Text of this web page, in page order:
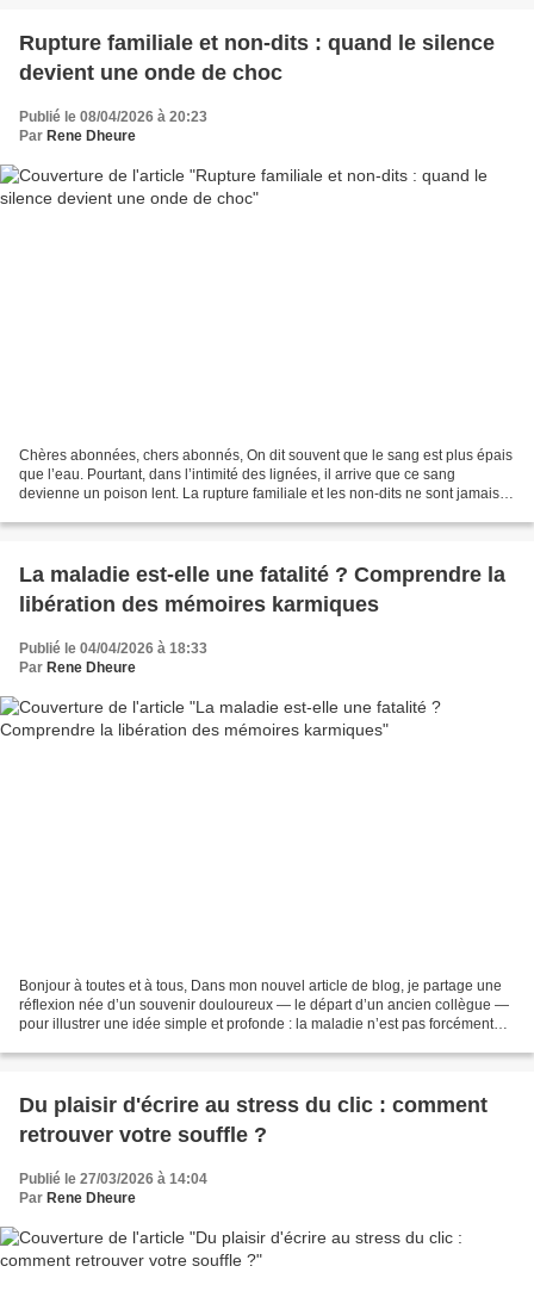
Rupture familiale et non-dits : quand le silence
devient une onde de choc
Publié le 08/04/2026 à 20:23
Par Rene Dheure
Chères abonnées, chers abonnés, On dit souvent que le sang est plus épais
que l’eau. Pourtant, dans l’intimité des lignées, il arrive que ce sang
devienne un poison lent. La rupture familiale et les non-dits ne sont jamais
La maladie est-elle une fatalité ? Comprendre la
libération des mémoires karmiques
Publié le 04/04/2026 à 18:33
Par Rene Dheure
Bonjour à toutes et à tous, Dans mon nouvel article de blog, je partage une
réflexion née d’un souvenir douloureux — le départ d’un ancien collègue —
pour illustrer une idée simple et profonde : la maladie n’est pas forcément
Du plaisir d'écrire au stress du clic : comment
retrouver votre souffle ?
Publié le 27/03/2026 à 14:04
Par Rene Dheure